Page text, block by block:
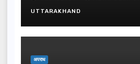
UTTARAKHAND
अपराध